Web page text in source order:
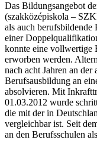
Das Bildungsangebot
(szakközépiskola –
als auch berufsbildende
einer
konnte eine vollwertige
erworben werden.
nach acht Jahren an
Berufsausbildung an
absolvieren. Mit
01.03.2012 wurde
die mit der in
vergleichbar ist. Seit
an den Berufsschulen